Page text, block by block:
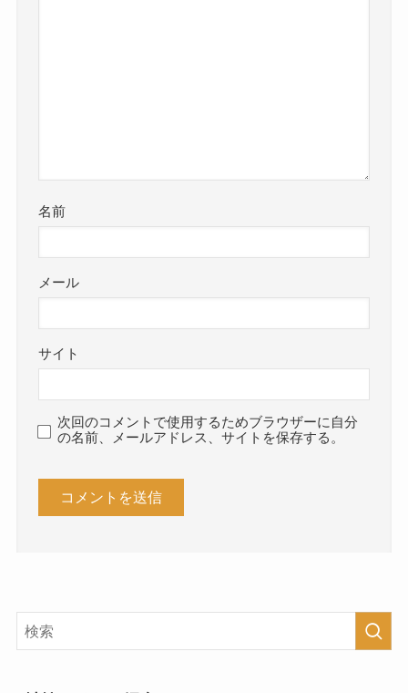
名前
メール
サイト
次回のコメントで使用するためブラウザーに自分
の名前、メールアドレス、サイトを保存する。